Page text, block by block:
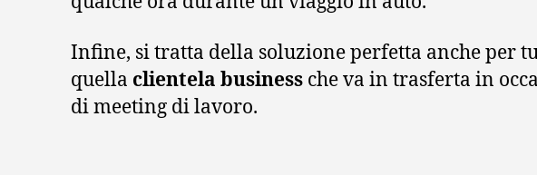
Infine, si tratta della soluzione perfetta anche per
quella clientela business che va in trasferta in
di meeting di lavoro.